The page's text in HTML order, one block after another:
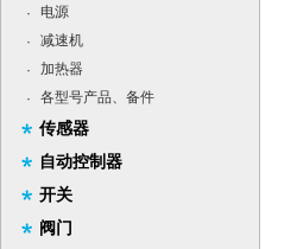
·
电源
·
减速机
·
加热器
·
各型号产品、备件
传感器
自动控制器
开关
阀门